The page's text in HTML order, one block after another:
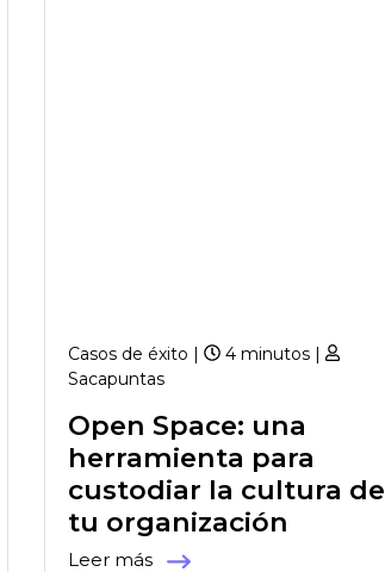
Casos de éxito |
4 minutos |
Sacapuntas
Open Space: una
herramienta para
custodiar la cultura de
tu organización
Leer más